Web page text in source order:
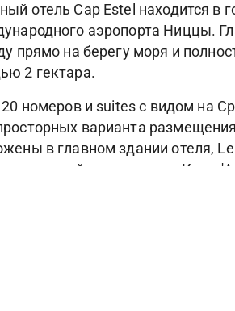
отель Cap Estel находится
аэропорта Ниццы.
прямо на берегу моря и
2 гектара.
20 номеров и suites с видом на
варианта
в главном здании отеля,
на частный пляж и залив Кап-